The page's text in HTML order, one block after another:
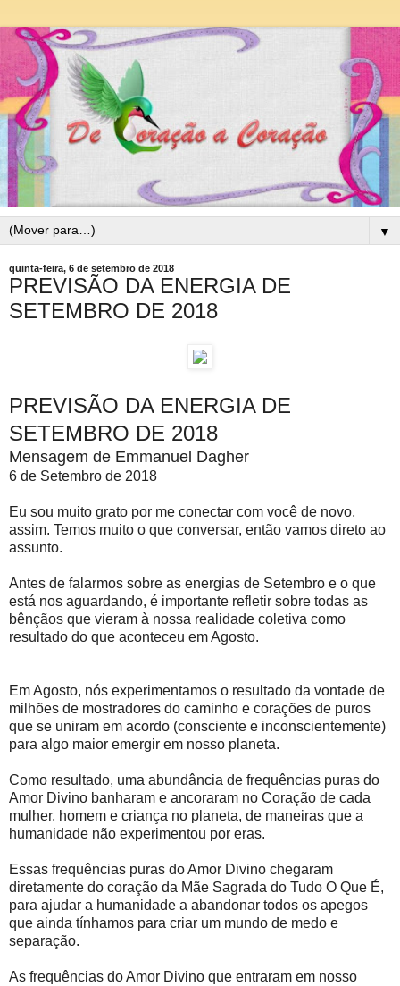
▼
quinta-feira, 6 de setembro de 2018
PREVISÃO DA ENERGIA DE
SETEMBRO DE 2018
PREVISÃO DA ENERGIA DE
SETEMBRO DE 2018
Mensagem de Emmanuel Dagher
6 de Setembro de 2018
Eu sou muito grato por me conectar com você de novo,
assim. Temos muito o que conversar, então vamos direto ao
assunto.
Antes de falarmos sobre as energias de Setembro e o que
está nos aguardando, é importante refletir sobre todas as
bênçãos que vieram à nossa realidade coletiva como
resultado do que aconteceu em Agosto.
Em Agosto, nós experimentamos o resultado da vontade de
milhões de mostradores do caminho e corações de puros
que se uniram em acordo (consciente e inconscientemente)
para algo maior emergir em nosso planeta.
Como resultado, uma abundância de frequências puras do
Amor Divino banharam e ancoraram no Coração de cada
mulher, homem e criança no planeta, de maneiras que a
humanidade não experimentou por eras.
Essas frequências puras do Amor Divino chegaram
diretamente do coração da Mãe Sagrada do Tudo O Que É,
para ajudar a humanidade a abandonar todos os apegos
que ainda tínhamos para criar um mundo de medo e
separação.
As frequências do Amor Divino que entraram em nosso